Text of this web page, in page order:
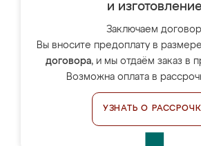
и
Заключаем
Вы вносите предоплату в размере
договора, и мы отдаём заказ в
Возможна оплата в
УЗНАТЬ О